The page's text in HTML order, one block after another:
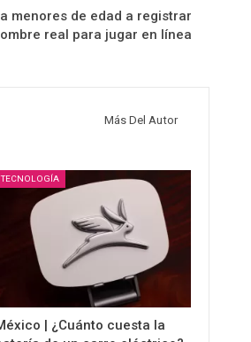
menores de edad a registrar
real para jugar en línea
Más Del Autor
TECNOLOGÍA
| ¿Cuánto cuesta la